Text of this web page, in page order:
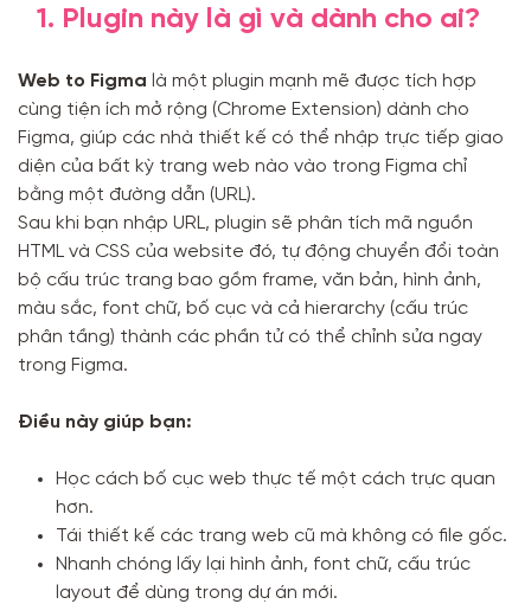
1. Plugin này là gì và dành cho ai?
Web to Figma là một plugin mạnh mẽ được tích hợp
cùng tiện ích mở rộng (Chrome Extension) dành cho
Figma, giúp các nhà thiết kế có thể nhập trực tiếp giao
diện của bất kỳ trang web nào vào trong Figma chỉ
bằng một đường dẫn (URL).
Sau khi bạn nhập URL, plugin sẽ phân tích mã nguồn
HTML và CSS của website đó, tự động chuyển đổi toàn
bộ cấu trúc trang bao gồm frame, văn bản, hình ảnh,
màu sắc, font chữ, bố cục và cả hierarchy (cấu trúc
phân tầng) thành các phần tử có thể chỉnh sửa ngay
trong Figma.
Điều này giúp bạn:
Học cách bố cục web thực tế một cách trực quan
hơn.
Tái thiết kế các trang web cũ mà không có file gốc.
Nhanh chóng lấy lại hình ảnh, font chữ, cấu trúc
layout để dùng trong dự án mới.